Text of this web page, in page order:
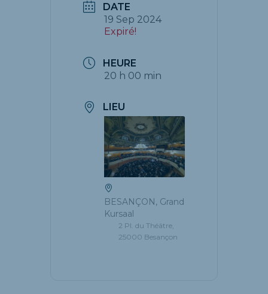
DATE
19 Sep 2024
Expiré!
HEURE
20 h 00 min
LIEU
BESANÇON, Grand
Kursaal
2 Pl. du Théâtre,
25000 Besançon